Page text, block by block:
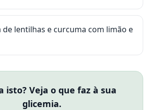
de lentilhas e curcuma com limão e
isto? Veja o que faz à sua
glicemia.